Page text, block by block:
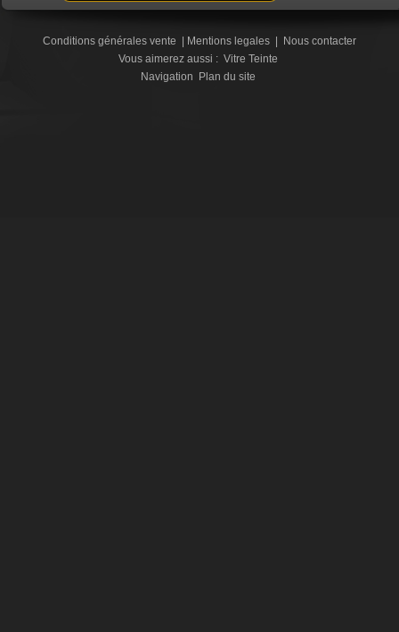
Conditions générales vente | Mentions legales | Nous contacter
Vous aimerez aussi : Vitre Teinte
Navigation Plan du site